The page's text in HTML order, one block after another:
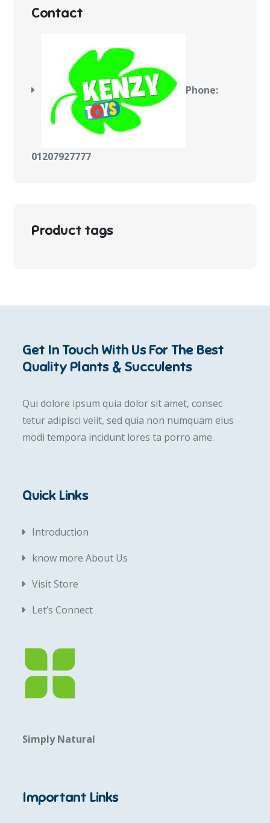
Contact
Phone:
01207927777
Product tags
Get In Touch With Us For The Best
Quality Plants & Succulents
Qui dolore ipsum quia dolor sit amet, consec
tetur adipisci velit, sed quia non numquam eius
modi tempora incidunt lores ta porro ame.
Quick Links
Introduction
know more About Us
Visit Store
Let’s Connect
Simply Natural
Important Links